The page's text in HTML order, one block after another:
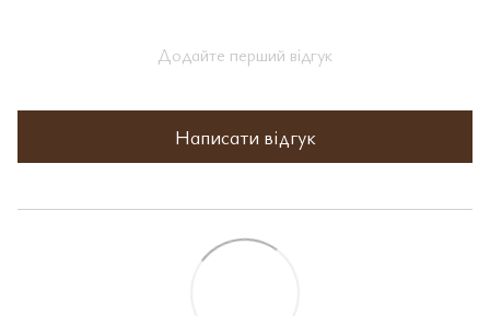
Додайте перший відгук
Написати відгук